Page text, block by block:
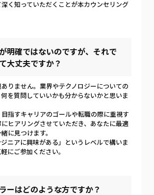
く知っていただくことが本カウンセリング
明確ではないのですが、それで
大丈夫ですか？
りません。業界やテクノロジーについての
を質問していいかも分からないかと思いま
指すキャリアのゴールや転職の際に重視す
ヒアリングさせていただき、あなたに最適
に見つけます。
ジニアに興味がある」というレベルで構いま
にご参加ください。
ーはどのような方ですか？